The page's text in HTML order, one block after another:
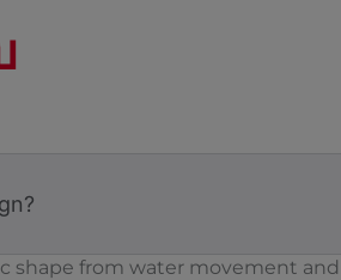
shape from water movement